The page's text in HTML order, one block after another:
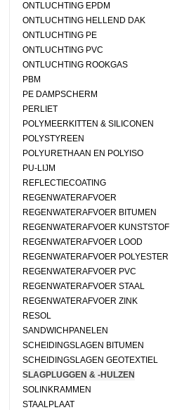
ONTLUCHTING EPDM
ONTLUCHTING HELLEND DAK
ONTLUCHTING PE
ONTLUCHTING PVC
ONTLUCHTING ROOKGAS
PBM
PE DAMPSCHERM
PERLIET
POLYMEERKITTEN & SILICONEN
POLYSTYREEN
POLYURETHAAN EN POLYISO
PU-LIJM
REFLECTIECOATING
REGENWATERAFVOER
REGENWATERAFVOER BITUMEN
REGENWATERAFVOER KUNSTSTOF
REGENWATERAFVOER LOOD
REGENWATERAFVOER POLYESTER
REGENWATERAFVOER PVC
REGENWATERAFVOER STAAL
REGENWATERAFVOER ZINK
RESOL
SANDWICHPANELEN
SCHEIDINGSLAGEN BITUMEN
SCHEIDINGSLAGEN GEOTEXTIEL
SLAGPLUGGEN & -HULZEN
SOLINKRAMMEN
STAALPLAAT